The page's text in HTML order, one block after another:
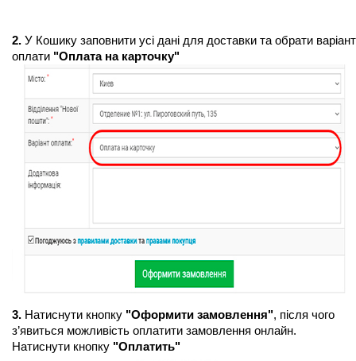
2. У Кошику заповнити усі дані для доставки та обрати варіант
оплати "Оплата на карточку"
3. Натиснути кнопку "Оформити замовлення", після чого
з’явиться можливість оплатити замовлення онлайн.
Натиснути кнопку "Оплатить"